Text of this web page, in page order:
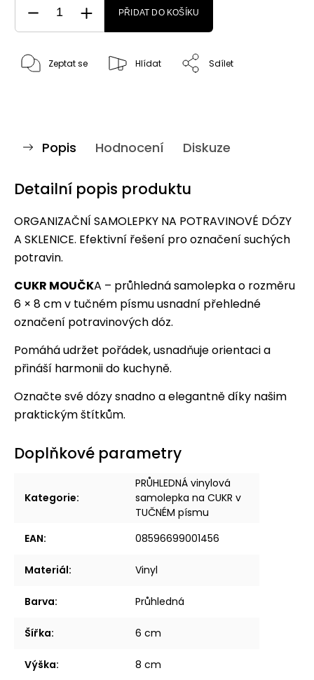
PŘIDAT DO KOŠÍKU
Zeptat se Hlídat Sdílet
Popis Hodnocení Diskuze
Detailní popis produktu
ORGANIZAČNÍ SAMOLEPKY NA POTRAVINOVÉ DÓZY
A SKLENICE. Efektivní řešení pro označení suchých
potravin.
CUKR MOUČKA – průhledná samolepka o rozměru
6 × 8 cm v tučném písmu usnadní přehledné
označení potravinových dóz.
Pomáhá udržet pořádek, usnadňuje orientaci a
přináší harmonii do kuchyně.
Označte své dózy snadno a elegantně díky našim
praktickým štítkům.
Doplňkové parametry
Kategorie:
PRŮHLEDNÁ vinylová
samolepka na CUKR v
TUČNÉM písmu
EAN: 08596699001456
Materiál: Vinyl
Barva: Průhledná
Šířka: 6 cm
Výška: 8 cm